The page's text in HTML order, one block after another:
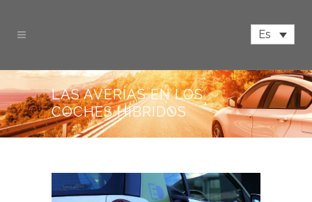
Es
LAS AVERÍAS EN LOS
COCHES HÍBRIDOS